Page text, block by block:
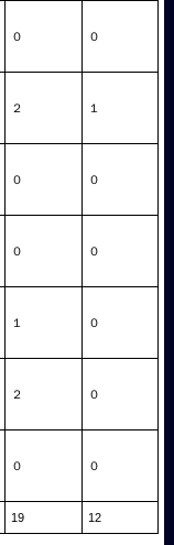
０ ０
２ １
０ ０
０ ０
１ ０
２ ０
０ ０
19 12